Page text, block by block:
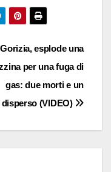
Gorizia, esplode una
per una fuga di
gas: due morti e un
disperso (VIDEO)